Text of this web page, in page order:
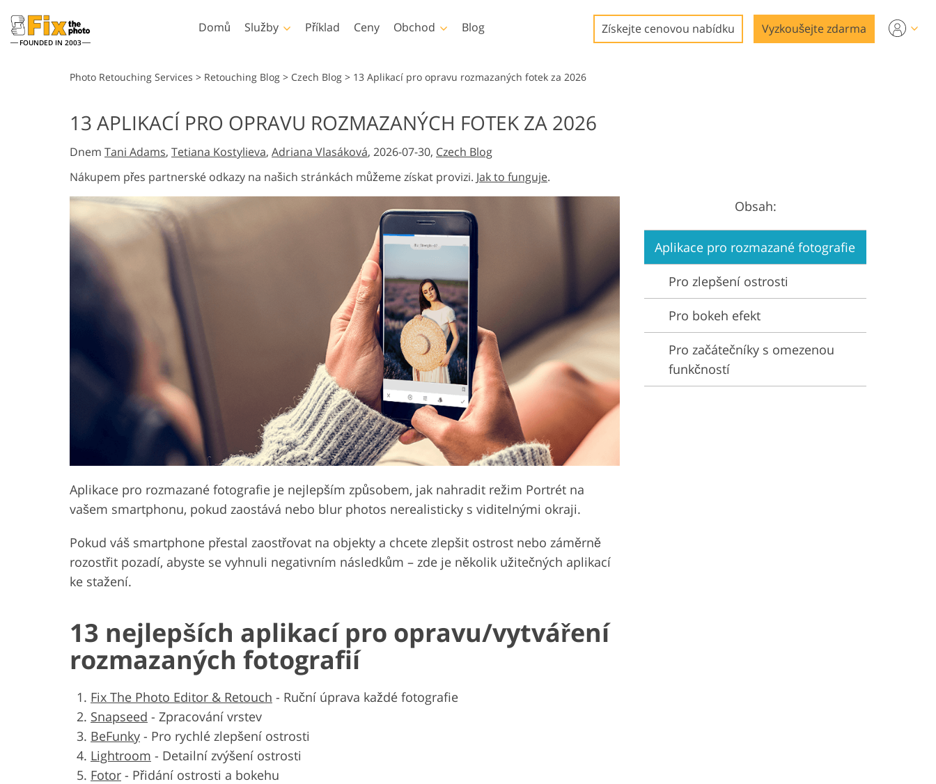
FOUNDED IN 2003
Domů Služby
Retušovací služby
Služby retušování dětské
Služby úpravy fotografií
Služby pro úpravu
svatebních fotografií
Služby manipulace s
obrázky
Služby retušování šperků Data pro výcvik AI Služby pro úpravu videa
Příklad Ceny Obchod
Lightroom
Předvolby Lightroom
Celé přednastavené
kolekce LR
nabídek
Mobilní kolekce
Photoshop
Akce Photoshopu
Štětce Photoshopu
Překryvy Photoshopu
Textury Photoshopu
Ps překrývá celé sbírky
Templates
Šablony
Marketingové šablony
Valentýnské karty
Pozvánky na svatbu
Video
Profesionální LUT
Překryvná videa
Blog Získejte cenovou nabídku Vyzkoušejte zdarma
Photo Retouching Services > Retouching Blog > Czech Blog > 13 Aplikací pro opravu rozmazaných fotek za 2026
13 APLIKACÍ PRO OPRAVU ROZMAZANÝCH FOTEK ZA 2026
Dnem Tani Adams, Tetiana Kostylieva, Adriana Vlasáková, 2026-07-30, Czech Blog
Nákupem přes partnerské odkazy na našich stránkách můžeme získat provizi. Jak to funguje.
Aplikace pro rozmazané fotografie je nejlepším způsobem, jak nahradit režim Portrét na
vašem smartphonu, pokud zaostává nebo blur photos nerealisticky s viditelnými okraji.
Pokud váš smartphone přestal zaostřovat na objekty a chcete zlepšit ostrost nebo záměrně
rozostřit pozadí, abyste se vyhnuli negativním následkům – zde je několik užitečných aplikací
ke stažení.
13 nejlepších aplikací pro opravu/vytváření
rozmazaných fotografií
Fix The Photo Editor & Retouch - Ruční úprava každé fotografie
Snapseed - Zpracování vrstev
BeFunky - Pro rychlé zlepšení ostrosti
Lightroom - Detailní zvýšení ostrosti
Fotor - Přidání ostrosti a bokehu
Obsah:
Aplikace pro rozmazané fotografie
Pro zlepšení ostrosti
Pro bokeh efekt
Pro začátečníky s omezenou
funkčností